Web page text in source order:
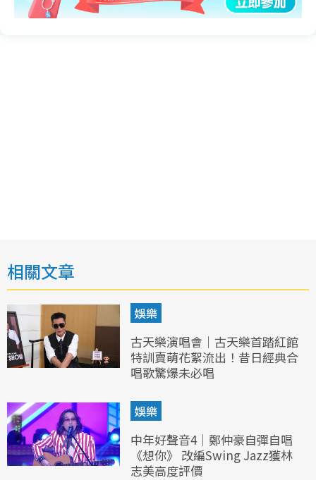
相關文章
娛樂
古天樂演唱會｜古天樂首踏紅館
特訓賣萌花絮流出！昔日經典合
唱歌驚爆未必唱
娛樂
中年好聲音4｜鄭仲豪自彈自唱
《想你》 改編Swing Jazz獲林
志美高度評價